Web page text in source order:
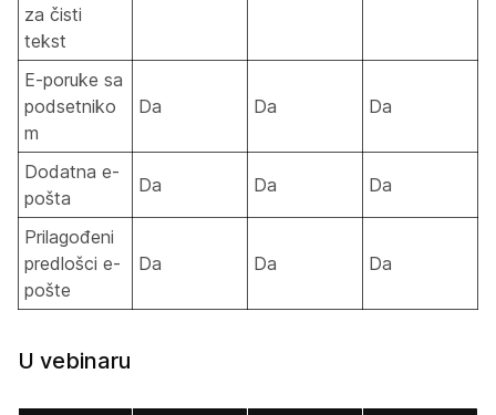
za čisti
tekst
E-poruke sa
podsetniko
m
Da Da Da
Dodatna e-
pošta
Da Da Da
Prilagođeni
predlošci e-
pošte
Da Da Da
U vebinaru